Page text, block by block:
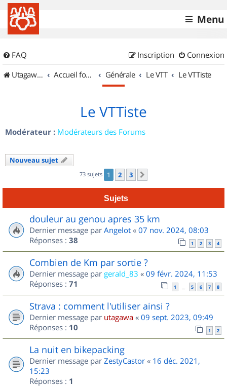
Menu
FAQ Connexion
Inscription
UtagawaVTT (Randos VTT et VTTAE avec traces GPS)
Accueil forum Générale Le VTT Le VTTiste
Le VTTiste
Modérateur : Modérateurs des Forums
Nouveau sujet
73 sujets 1 2 3
Sujets
douleur au genou apres 35 km
Dernier message par Angelot « 07 nov. 2024, 08:03
Réponses : 38 1 2 3 4
Combien de Km par sortie ?
Dernier message par gerald_83 « 09 févr. 2024, 11:53
Réponses : 71 1 … 5 6 7 8
Strava : comment l'utiliser ainsi ?
Dernier message par utagawa « 09 sept. 2023, 09:49
Réponses : 10 1 2
La nuit en bikepacking
Dernier message par ZestyCastor « 16 déc. 2021,
15:23
Réponses : 1